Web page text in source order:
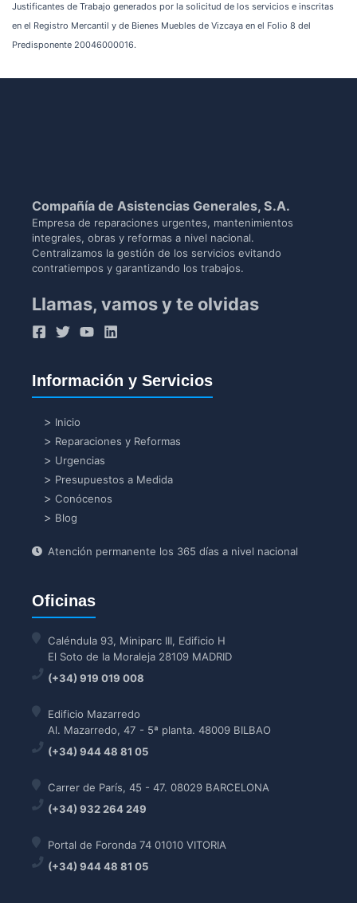
Justificantes de Trabajo generados por la solicitud de los servicios e inscritas
en el Registro Mercantil y de Bienes Muebles de Vizcaya en el Folio 8 del
Predisponente 20046000016.
Compañía de Asistencias Generales, S.A.
Empresa de reparaciones urgentes, mantenimientos
integrales, obras y reformas a nivel nacional.
Centralizamos la gestión de los servicios evitando
contratiempos y garantizando los trabajos.
Llamas, vamos y te olvidas
Información y Servicios
Inicio
Reparaciones y Reformas
Urgencias
Presupuestos a Medida
Conócenos
Blog
Atención permanente los 365 días a nivel nacional
Oficinas
Caléndula 93, Miniparc III, Edificio H
El Soto de la Moraleja 28109 MADRID
(+34) 919 019 008
Edificio Mazarredo
Al. Mazarredo, 47 - 5ª planta. 48009 BILBAO
(+34) 944 48 81 05
Carrer de París, 45 - 47. 08029 BARCELONA
(+34) 932 264 249
Portal de Foronda 74 01010 VITORIA
(+34) 944 48 81 05